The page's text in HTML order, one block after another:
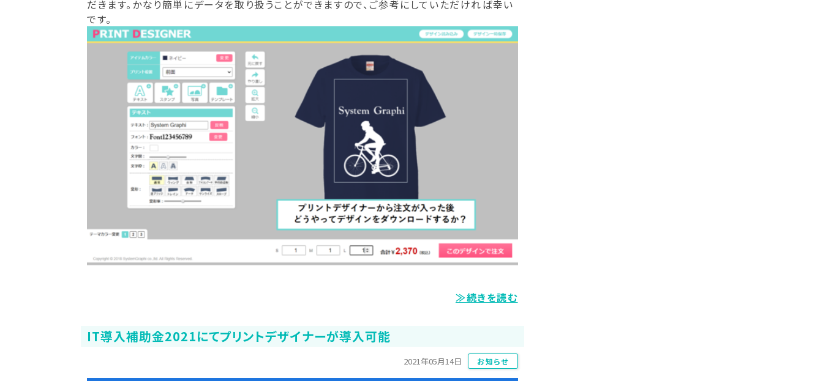
だきます。かなり簡単にデータを取り扱うことができますので、ご参考にしていただければ幸い
です。
≫続きを読む
IT導入補助金2021にてプリントデザイナーが導入可能
2021年05月14日 お知らせ